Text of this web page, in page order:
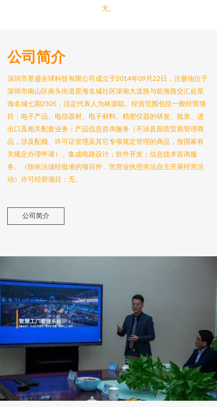
无。
公司简介
深圳市昱盛全球科技有限公司成立于2014年09月22日，注册地位于
深圳市南山区南头街道星海名城社区深南大道路与前海路交汇处星
海名城七期2305，法定代表人为林源聪。经营范围包括一般经营项
目：电子产品、电信器材、电子材料、精密仪器的研发、批发、进
出口及相关配套业务；产品信息咨询服务（不涉及国营贸易管理商
品，涉及配额、许可证管理及其它专项规定管理的商品，按国家有
关规定办理申请）。集成电路设计；软件开发；信息技术咨询服
务。（除依法须经批准的项目外，凭营业执照依法自主开展经营活
动）许可经营项目：无。
公司简介